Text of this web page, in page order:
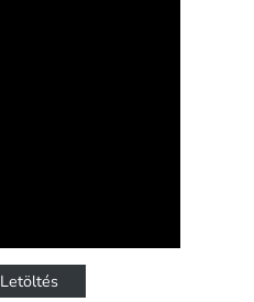
Letöltés